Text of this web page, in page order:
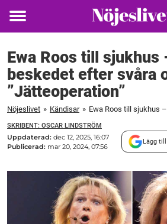
Toggle
Ewa Roos till sjukhus
beskedet efter svåra
”Jätteoperation”
Nöjeslivet » Kändisar »
SKRIBENT: OSCAR LINDSTRÖM
Uppdaterad: dec 12, 2025, 16:07
Publicerad: mar 20, 2024, 07:56
Lägg